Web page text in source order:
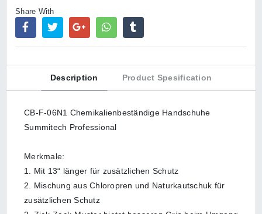
Share With
Description Product Spesification
CB-F-06N1 Chemikalienbeständige Handschuhe
Summitech Professional
Merkmale:
1. Mit 13“ länger für zusätzlichen Schutz
2. Mischung aus Chloropren und Naturkautschuk für
zusätzlichen Schutz